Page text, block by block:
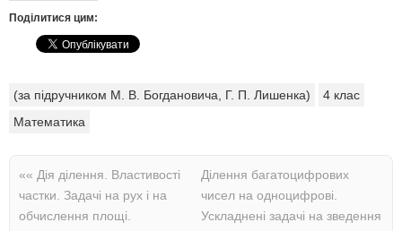
Поділитися цим:
(за підручником М. В. Богдановича, Г. П. Лишенка)
4 клас
Математика
«« Дія ділення. Властивості
частки. Задачі на рух і на
обчислення площі.
Ділення багатоцифрових
чисел на одноцифрові.
Ускладнені задачі на зведення